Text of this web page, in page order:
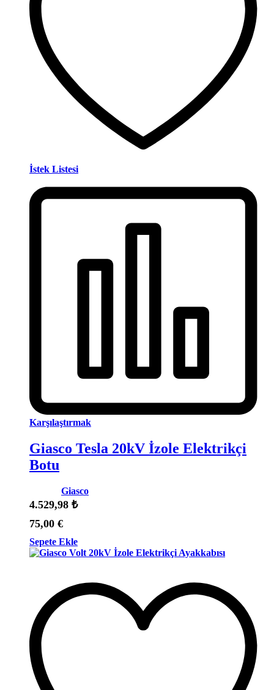
İstek Listesi
Karşılaştırmak
Giasco Tesla 20kV İzole Elektrikçi
Botu
Giasco
4.529,98 ₺
75,00 €
Sepete Ekle